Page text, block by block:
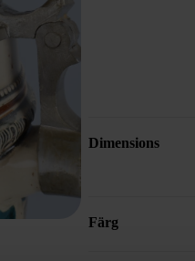
Dimensions
Färg